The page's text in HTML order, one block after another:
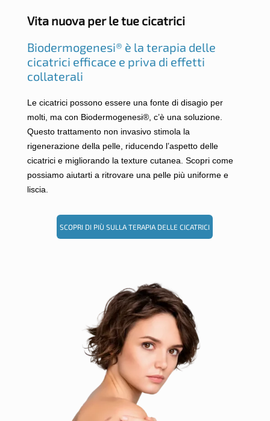
Vita nuova per le tue cicatrici
Biodermogenesi® è la terapia delle
cicatrici efficace e priva di effetti
collaterali
Le cicatrici possono essere una fonte di disagio per
molti, ma con Biodermogenesi®, c’è una soluzione.
Questo trattamento non invasivo stimola la
rigenerazione della pelle, riducendo l’aspetto delle
cicatrici e migliorando la texture cutanea. Scopri come
possiamo aiutarti a ritrovare una pelle più uniforme e
liscia.
SCOPRI DI PIÙ SULLA TERAPIA DELLE CICATRICI